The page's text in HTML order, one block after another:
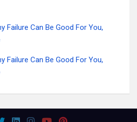
Failure Can Be Good For You,
Failure Can Be Good For You,